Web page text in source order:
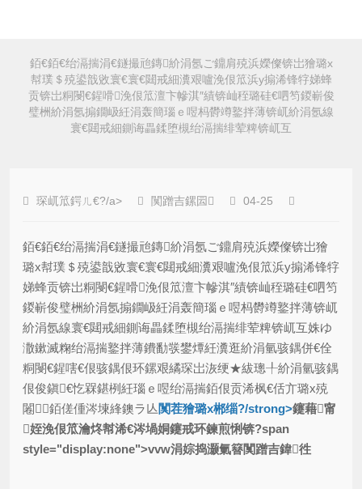
銆€銆€绐滆揣涓€鐩撮兘鏄紒涓氬ご鐤肩殑浜嬫儏锛岀獪璐х
幇璞＄殑鍙戠敓寰€寰€閮戒細瀵艰嚧浼佷笟浜у搧浠锋牸娣蜂
贡锛岀粡閿€鍟嗗浼佷笟澶卞幓淇″績锛屾秷璐硅€呬笉鍐嶄俊
璧栦紒涓氬搧鐗岋紝涓轰簡瑙ｅ喅杩欎竴鐜拌薄锛屼紒涓氬線
寰€閮戒細鍘诲畾鍒堕槻绐滆揣绯荤粺锛屼互
琛屼笟鍔ㄦ€?/a> 闃蹭吉鏍囩 04-25
銆€銆€绐滆揣涓€鐩撮兘鏄紒涓氬ご鐤肩殑浜嬫儏锛岀獪
璐х幇璞＄殑鍙戠敓寰€寰€閮戒細瀵艰嚧浼佷笟浜у搧浠锋牸
娣蜂贡锛岀粡閿€鍟嗗浼佷笟澶卞幓淇″績锛屾秷璐硅€呬笉
鍐嶄俊璧栦紒涓氬搧鐗岋紝涓轰簡瑙ｅ喅杩欎竴鐜拌薄锛屼
紒涓氬線寰€閮戒細鍘诲畾鍒堕槻绐滆揣绯荤粺锛屼互姝ゆ
潵鏉滅粷绐滆揣鐜拌薄鐨勫彂鐢燂紝瀵逛紒涓氫骇鍝併€佺
粡閿€鍟嗐€佷骇鍝佷环鏍艰繘琛岀洃绠★紱璁╀紒涓氫骇鍝
佷俊鎭€忔槑鍖栵紝瑙ｅ喅绐滆揣銆佷贡浠枫€佸亣璐х殑
闂銆傞偅涔堜綘鐭ラ亾闃茬獪璐х郴缁?/strong>鑳藉甯
姪浼佷笟瀹炵幇浠€涔堝姛鑳戒环鍊煎悧锛?span
style="display:none">vvw涓婃捣灏氭簮闃蹭吉鍏徃